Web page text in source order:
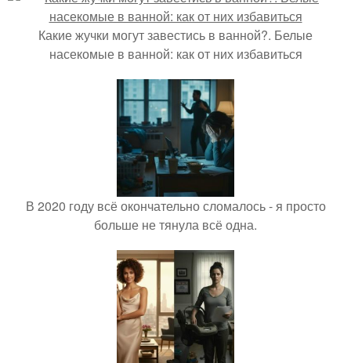
Какие жучки могут завестись в ванной?. Белые
насекомые в ванной: как от них избавиться
В 2020 году всё окончательно сломалось - я просто
больше не тянула всё одна.